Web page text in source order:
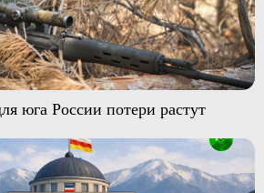
юга России потери растут